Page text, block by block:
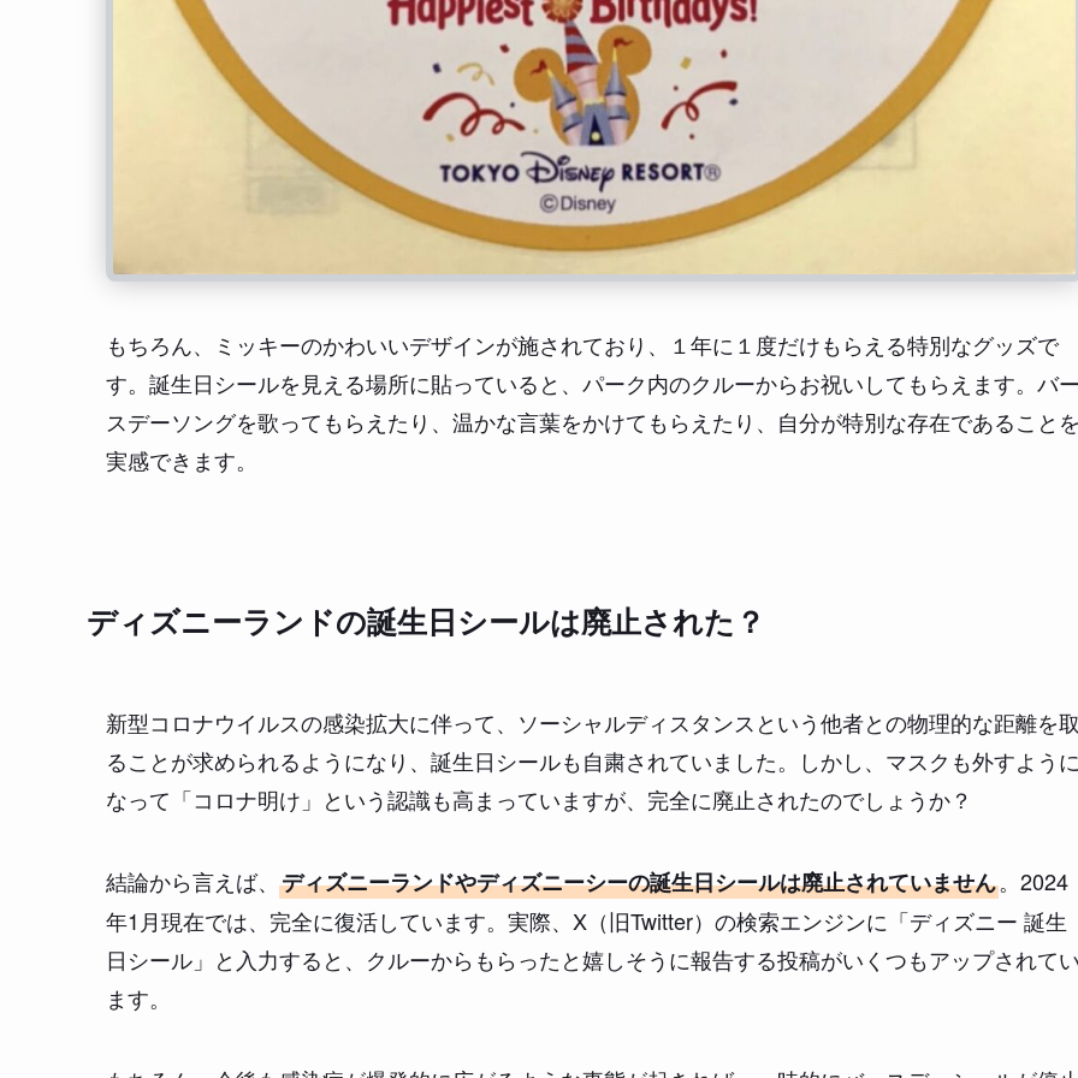
もちろん、ミッキーのかわいいデザインが施されており、１年に１度だけもらえる特別なグッズで
す。誕生日シールを見える場所に貼っていると、パーク内のクルーからお祝いしてもらえます。バ
スデーソングを歌ってもらえたり、温かな言葉をかけてもらえたり、自分が特別な存在であること
実感できます。
ディズニーランドの誕生日シールは廃止された？
新型コロナウイルスの感染拡大に伴って、ソーシャルディスタンスという他者との物理的な距離を
ることが求められるようになり、誕生日シールも自粛されていました。しかし、マスクも外すよう
なって「コロナ明け」という認識も高まっていますが、完全に廃止されたのでしょうか？
結論から言えば、 ディズニーランドやディズニーシーの誕生日シールは廃止されていません。2024
年1月現在では、完全に復活しています。実際、X（旧Twitter）の検索エンジンに「ディズニー 誕生
日シール」と入力すると、クルーからもらったと嬉しそうに報告する投稿がいくつもアップされて
ます。